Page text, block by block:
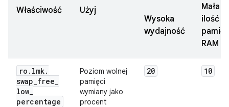
Właściwość Użyj
Wysoka
wydajność
Mała
ilość
RAM
ro . lmk.
swap_free_
low_
percentage
Poziom wolnej
pamięci
wymiany jako
procent
20 10